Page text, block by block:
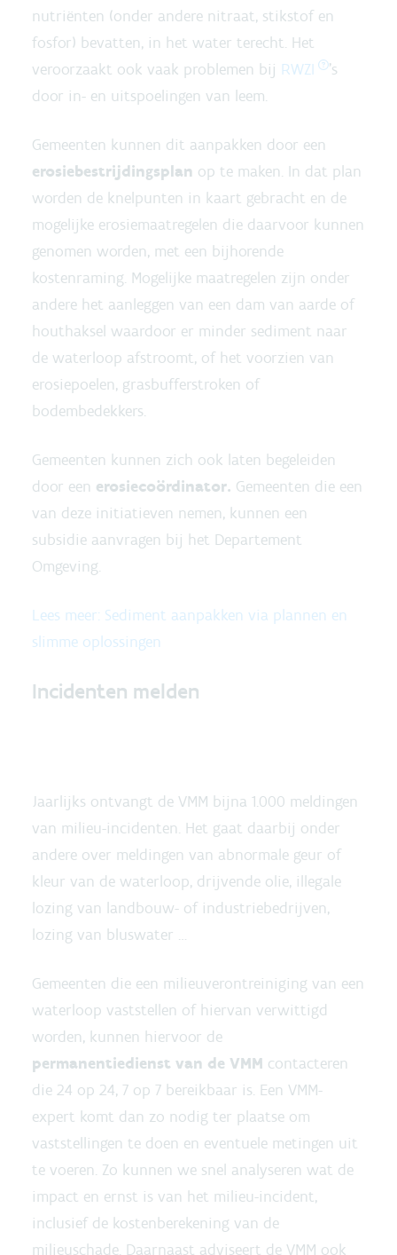
nutriënten (onder andere nitraat, stikstof en
fosfor) bevatten, in het water terecht. Het
veroorzaakt ook vaak problemen bij RWZI
’s
door in- en uitspoelingen van leem.
Gemeenten kunnen dit aanpakken door een
erosiebestrijdingsplan op te maken. In dat plan
worden de knelpunten in kaart gebracht en de
mogelijke erosiemaatregelen die daarvoor kunnen
genomen worden, met een bijhorende
kostenraming. Mogelijke maatregelen zijn onder
andere het aanleggen van een dam van aarde of
houthaksel waardoor er minder sediment naar
de waterloop afstroomt, of het voorzien van
erosiepoelen, grasbufferstroken of
bodembedekkers.
Gemeenten kunnen zich ook laten begeleiden
door een erosiecoördinator. Gemeenten die een
van deze initiatieven nemen, kunnen een
subsidie aanvragen bij het Departement
Omgeving.
Lees meer: Sediment aanpakken via plannen en
slimme oplossingen
Incidenten melden
Jaarlijks ontvangt de VMM bijna 1.000 meldingen
van milieu-incidenten. Het gaat daarbij onder
andere over meldingen van abnormale geur of
kleur van de waterloop, drijvende olie, illegale
lozing van landbouw- of industriebedrijven,
lozing van bluswater …
Gemeenten die een milieuverontreiniging van een
waterloop vaststellen of hiervan verwittigd
worden, kunnen hiervoor de
permanentiedienst van de VMM contacteren
die 24 op 24, 7 op 7 bereikbaar is. Een VMM-
expert komt dan zo nodig ter plaatse om
vaststellingen te doen en eventuele metingen uit
te voeren. Zo kunnen we snel analyseren wat de
impact en ernst is van het milieu-incident,
inclusief de kostenberekening van de
milieuschade. Daarnaast adviseert de VMM ook